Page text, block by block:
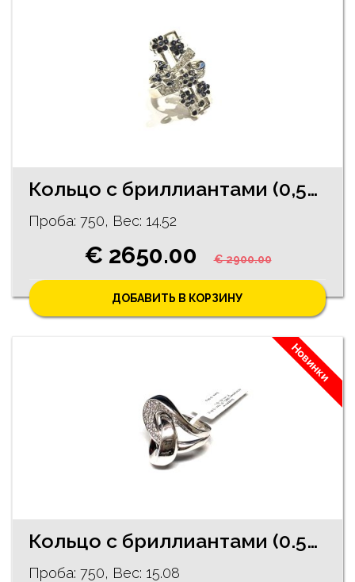
Кольцо с бриллиантами (0,54 ct), сапфирами (0,47 ct) 17080-1151
Проба: 750, Bес: 14.52
€ 2650.00€ 2900.00
ДОБАВИТЬ В КОРЗИНУ
Новинки
Кольцо с бриллиантами (0.54 ct) 1823-5063 Rezervēts līdz 11.08.2026
Проба: 750, Bес: 15.08